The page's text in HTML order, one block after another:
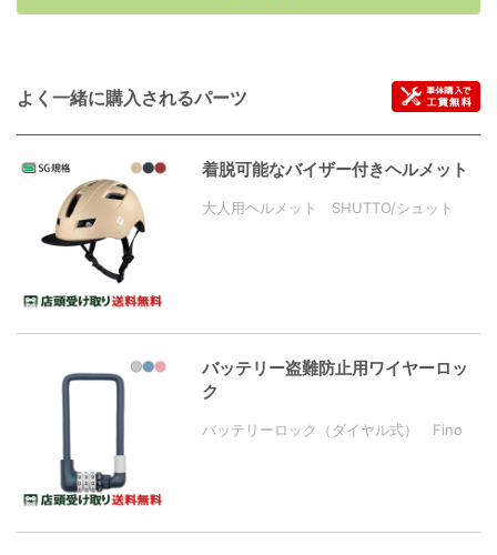
よく一緒に購入されるパーツ
着脱可能なバイザー付きヘルメット
大人用ヘルメット SHUTTO/シュット
バッテリー盗難防止用ワイヤーロッ
ク
バッテリーロック（ダイヤル式） Fino